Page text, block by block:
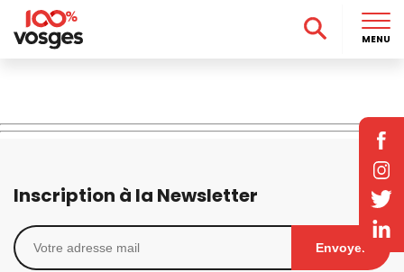
Inscription à la Newsletter
Envoyer
MENU